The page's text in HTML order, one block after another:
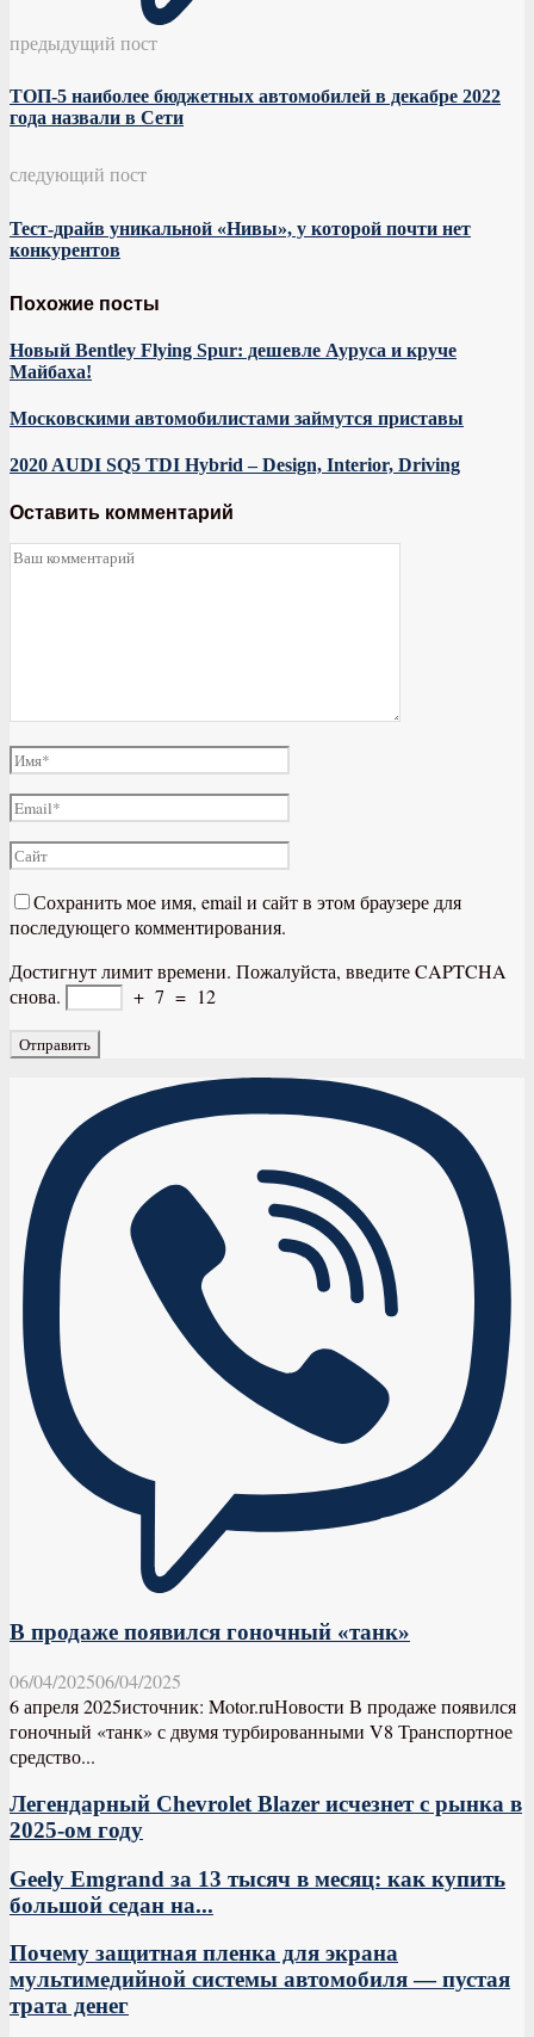
предыдущий пост
ТОП-5 наиболее бюджетных автомобилей в декабре 2022
года назвали в Сети
следующий пост
Тест-драйв уникальной «Нивы», у которой почти нет
конкурентов
Похожие посты
Новый Bentley Flying Spur: дешевле Ауруса и круче
Майбаха!
Московскими автомобилистами займутся приставы
2020 AUDI SQ5 TDI Hybrid – Design, Interior, Driving
Оставить комментарий
Сохранить мое имя, email и сайт в этом браузере для
последующего комментирования.
Достигнут лимит времени. Пожалуйста, введите CAPTCHA
снова.
+ 7 = 12
В продаже появился гоночный «танк»
06/04/202506/04/2025
6 апреля 2025источник: Motor.ruНовости В продаже появился
гоночный «танк» с двумя турбированными V8 Транспортное
средство...
Легендарный Chevrolet Blazer исчезнет с рынка в
2025-ом году
Geely Emgrand за 13 тысяч в месяц: как купить
большой седан на...
Почему защитная пленка для экрана
мультимедийной системы автомобиля — пустая
трата денег